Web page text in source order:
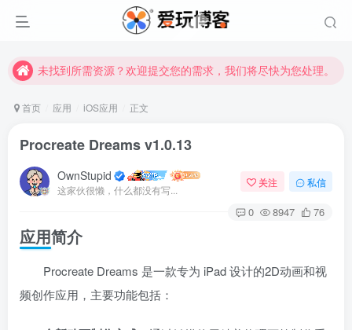
未找到所需资源？欢迎提交您的需求，我们将尽快为您处理。
未找到所需资源？欢迎提交您的需求，我们将尽快为您处理。
首页 应用 iOS应用 正文
Procreate Dreams v1.0.13
OwnStupid
这家伙很懒，什么都没有写...
关注 私信
0 8947 76
应用简介
Procreate Dreams 是一款专为 iPad 设计的2D动画和视
频创作应用，主要功能包括：
扫码登录